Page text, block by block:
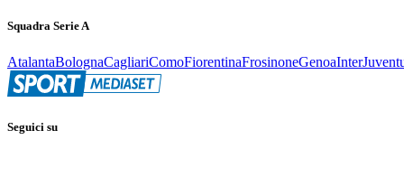
Squadra Serie A
AtalantaBolognaCagliariComoFiorentinaFrosinoneGenoaInter
Seguici su